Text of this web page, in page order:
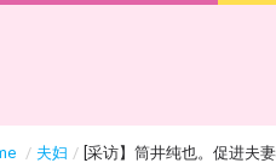
/ 夫妇 / [采访】筒井纯也。促进夫